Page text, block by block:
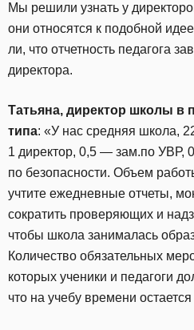
Мы решили узнать у
они относятся к подобной
ли, что отчетность педагога
директора.
Татьяна, директор школы в
типа: «У нас средняя школа,
1 директор, 0,5 — зам.по УВР,
по безопасности. Объем
учтите ежедневные отчеты,
сократить проверяющих и
чтобы школа занималась
Количество обязательных
которых ученики и педагоги
что на учебу времени